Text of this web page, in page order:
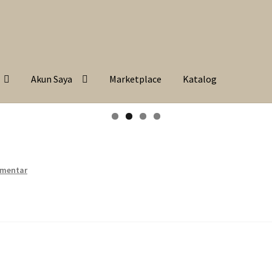
Akun Saya Marketplace Katalog